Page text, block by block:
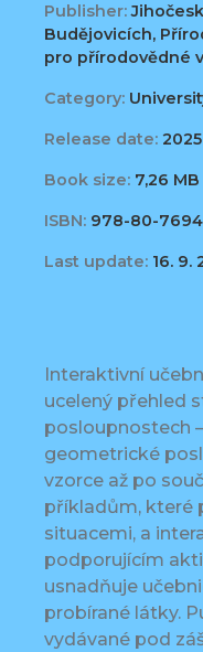
Publisher:
Budějovicích,
pro přírodovědné
Category:
Release date: 2025
Book size: 7,26 MB
ISBN: 978-80-
Last update: 16. 9.
Interaktivní
ucelený přehled
posloupnostech
geometrické
vzorce až po
příkladům, které
situacemi, a
podporujícím
usnadňuje
probírané látky.
vydávané pod